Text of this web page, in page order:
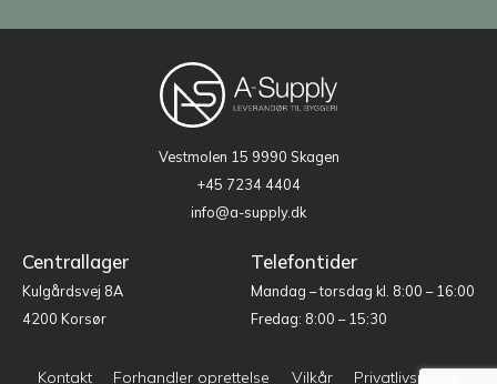
Vestmolen 15 9990 Skagen
+45 7234 4404
info@a-supply.dk
Centrallager
Kulgårdsvej 8A
4200 Korsør
Telefontider
Mandag – torsdag kl. 8:00 – 16:00
Fredag: 8:00 – 15:30
Kontakt Forhandler oprettelse Vilkår Privatlivspolitik